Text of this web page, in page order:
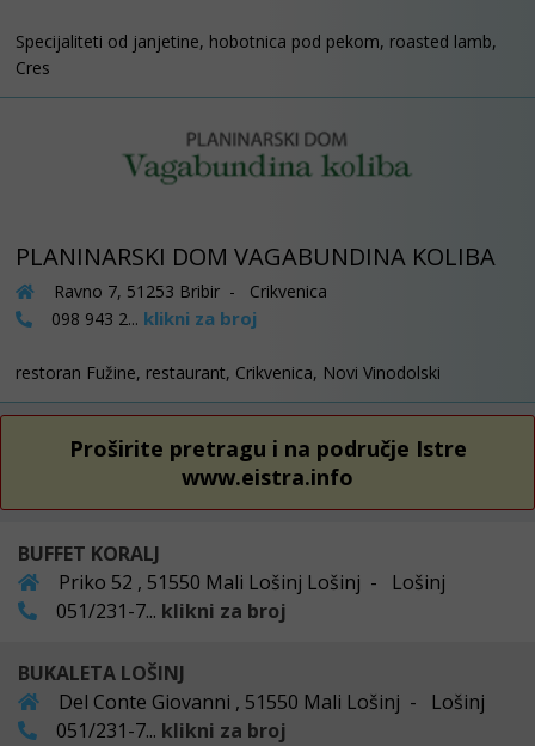
Specijaliteti od janjetine, hobotnica pod pekom, roasted lamb,
Cres
PLANINARSKI DOM VAGABUNDINA KOLIBA
Ravno 7, 51253 Bribir - Crikvenica
098 943 2... klikni za broj
restoran Fužine, restaurant, Crikvenica, Novi Vinodolski
Proširite pretragu i na područje Istre
www.eistra.info
BUFFET KORALJ
Priko 52 , 51550 Mali Lošinj Lošinj - Lošinj
051/231-7... klikni za broj
BUKALETA LOŠINJ
Del Conte Giovanni , 51550 Mali Lošinj - Lošinj
051/231-7... klikni za broj